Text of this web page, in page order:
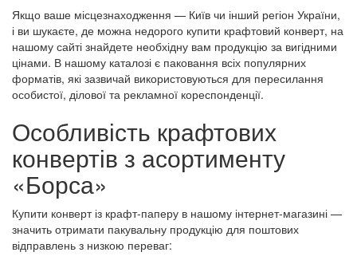
Якщо ваше місцезнаходження — Київ чи інший регіон України,
і ви шукаєте, де можна недорого купити крафтовий конверт, на
нашому сайті знайдете необхідну вам продукцію за вигідними
цінами. В нашому каталозі є паковання всіх популярних
форматів, які зазвичай використовуються для пересилання
особистої, ділової та рекламної кореспонденції.
Особливість крафтових
конвертів з асортименту
«Борса»
Купити конверт із крафт-паперу в нашому інтернет-магазині —
значить отримати пакувальну продукцію для поштових
відправлень з низкою переваг: